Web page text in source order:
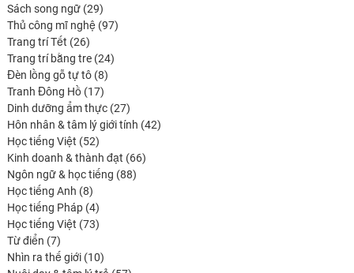
produits
Sách song ngữ 2929
produits
Thủ công mĩ nghệ 9797
Trang trí Tết 2626
produits
Trang trí bằng tre 2424
Đèn lồng gỗ tự tô 88
produits
Tranh Đông Hồ 1717
produits
Dinh dưỡng ẩm thực 2727
produits
Hôn nhân & tâm lý giới tính 4242
Học tiếng Việt 5252
produits
Kinh doanh & thành đạt 6666
Ngôn ngữ & học tiếng 8888
Học tiếng Anh 88
produits
Học tiếng Pháp 44
produits
Học tiếng Việt 7373
Từ điển 77
produits
Nhìn ra thế giới 1010